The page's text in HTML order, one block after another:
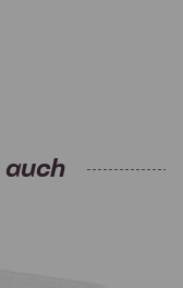
auch